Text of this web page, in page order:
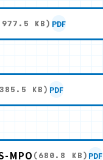
KB) PDF
KB) PDF
MPO (680.8 KB) PDF